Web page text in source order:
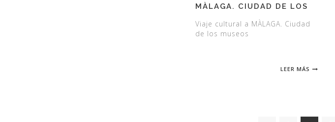
MÀLAGA. CIUDAD DE LOS
Viaje cultural a MÀLAGA. Ciudad
de los museos
LEER MÁS